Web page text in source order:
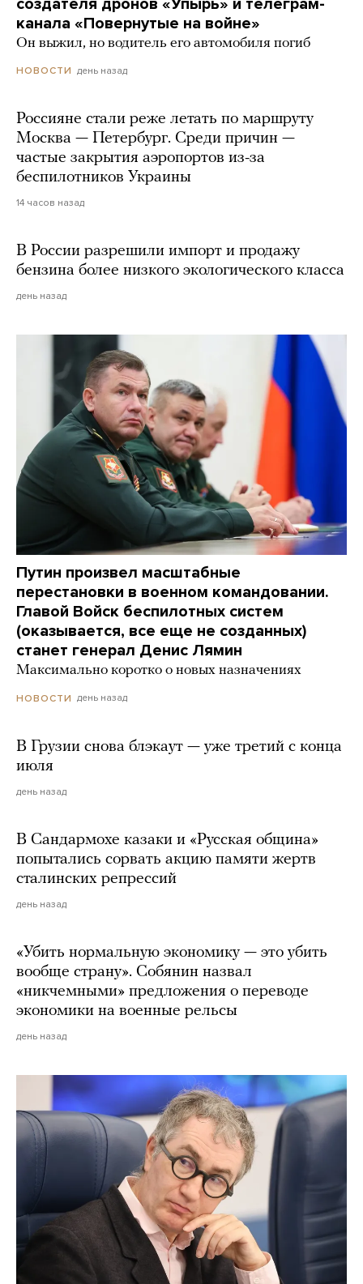
создателя дронов «Упырь» и телеграм-
канала «Повернутые на войне»
Он выжил, но водитель его автомобиля погиб
НОВОСТИ день назад
Россияне стали реже летать по маршруту
Москва — Петербург. Среди причин —
частые закрытия аэропортов из-за
беспилотников Украины
14 часов назад
В России разрешили импорт и продажу
бензина более низкого экологического класса
день назад
Путин произвел масштабные
перестановки в военном командовании.
Главой Войск беспилотных систем
(оказывается, все еще не созданных)
станет генерал Денис Лямин
Максимально коротко о новых назначениях
НОВОСТИ день назад
В Грузии снова блэкаут — уже третий с конца
июля
день назад
В Сандармохе казаки и «Русская община»
попытались сорвать акцию памяти жертв
сталинских репрессий
день назад
«Убить нормальную экономику — это убить
вообще страну». Собянин назвал
«никчемными» предложения о переводе
экономики на военные рельсы
день назад